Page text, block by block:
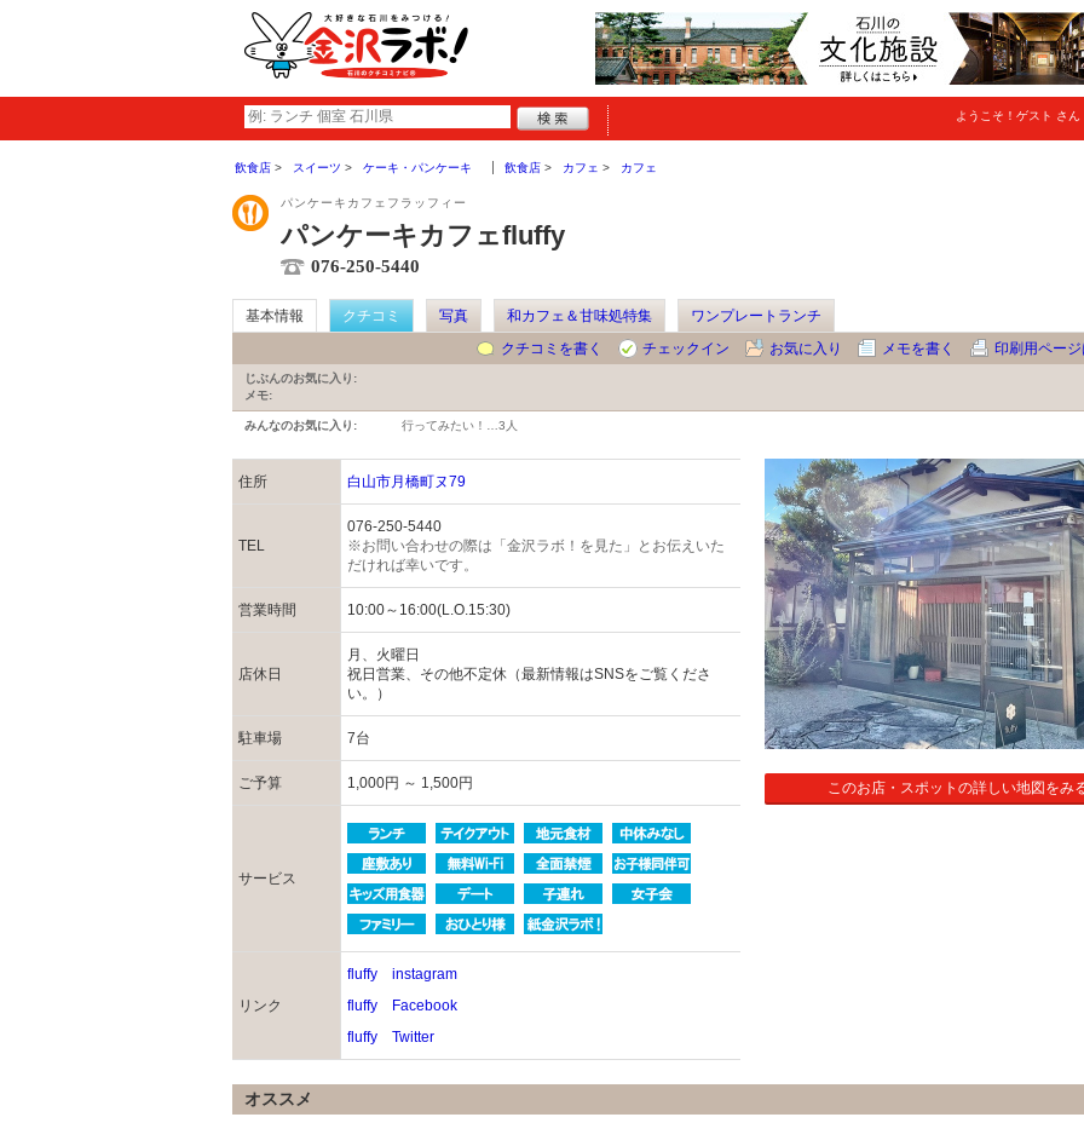
ようこそ！ ゲスト さん
飲食店 スイーツ ケーキ・パンケーキ 飲食店 カフェ カフェ
パンケーキカフェフラッフィー
パンケーキカフェfluffy
076-250-5440
基本情報 クチコミ 写真 和カフェ＆甘味処特集
ワンプレートランチ
クチコミを書く
チェックイン お気に入り メモを書く 印刷用ペー
じぶんのお気に入り:
メモ:
みんなのお気に入り: 行ってみたい！… 3人
住所 白山市月橋町ヌ79
TEL
076-250-5440
※お問い合わせの際は「金沢ラボ！を見た」とお伝えいた
だければ幸いです。
営業時間 10:00～16:00(L.O.15:30)
店休日
月、火曜日
祝日営業、その他不定休（最新情報はSNSをご覧くださ
い。）
駐車場 7台
ご予算 1,000円 ～ 1,500円
サービス
リンク
fluffy instagram
fluffy Facebook
fluffy Twitter
このお店・スポットの詳しい地図をみ
オススメ